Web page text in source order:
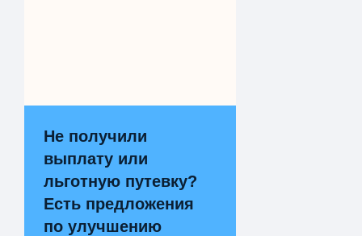
Не получили
выплату или
льготную путевку?
Есть предложения
по улучшению